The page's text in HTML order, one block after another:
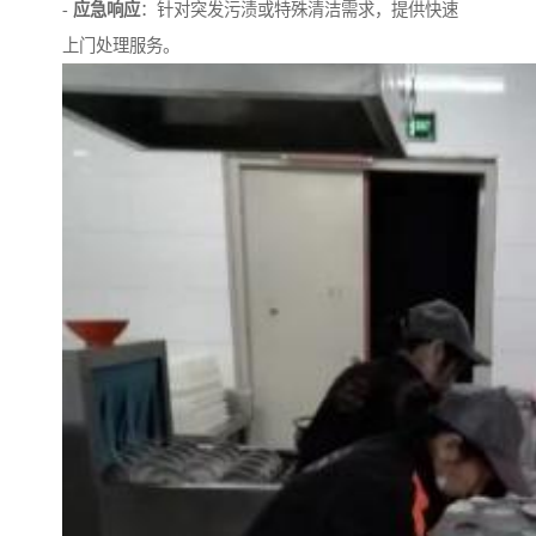
- 应急响应：针对突发污渍或特殊清洁需求，提供快速
上门处理服务。